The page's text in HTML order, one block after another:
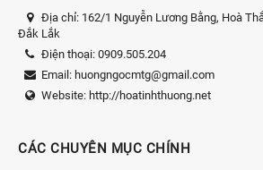
Địa chỉ: 162/1 Nguyễn Lương Bằng, Hoà
Đắk Lắk
Điện thoại: 0909.505.204
Email: huongngocmtg@gmail.com
Website: http://hoatinhthuong.net
CÁC CHUYÊN MỤC CHÍNH